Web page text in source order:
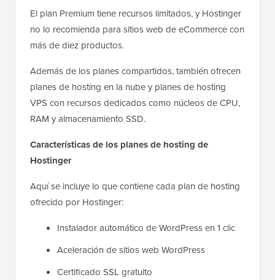
El plan Premium tiene recursos limitados, y Hostinger
no lo recomienda para sitios web de eCommerce con
más de diez productos.
Además de los planes compartidos, también ofrecen
planes de hosting en la nube y planes de hosting
VPS con recursos dedicados como núcleos de CPU,
RAM y almacenamiento SSD.
Características de los planes de hosting de
Hostinger
Aquí se incluye lo que contiene cada plan de hosting
ofrecido por Hostinger:
Instalador automático de WordPress en 1 clic
Aceleración de sitios web WordPress
Certificado SSL gratuito